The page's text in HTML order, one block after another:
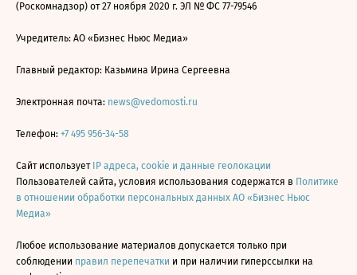
(Роскомнадзор) от 27 ноября 2020 г. ЭЛ № ФС 77-79546
Учредитель: АО «Бизнес Ньюс Медиа»
Главный редактор: Казьмина Ирина Сергеевна
Электронная почта: news@vedomosti.ru
Телефон: +7 495 956-34-58
Сайт использует IP адреса, cookie и данные геолокации
Пользователей сайта, условия использования содержатся в Политике
в отношении обработки персональных данных АО «Бизнес Ньюс
Медиа»
Любое использование материалов допускается только при
соблюдении правил перепечатки и при наличии гиперссылки на